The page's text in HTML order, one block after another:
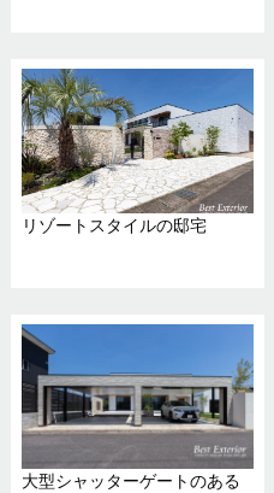
リゾートスタイルの邸宅
大型シャッターゲートのある